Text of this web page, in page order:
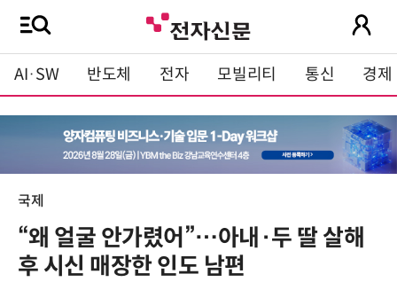
AI·SW 반도체 전자 모빌리티 통신 경제
국제
“왜 얼굴 안가렸어”…아내·두 딸 살해
후 시신 매장한 인도 남편